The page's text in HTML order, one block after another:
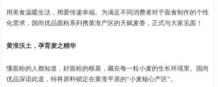
用美食温暖生活，用爱传递幸福。为满足不同消费者对于面食制作的个性
化需求，国尚优品面粉系列携黄淮产区的天赋麦香，正式与大家见面！
黄淮沃土，孕育麦之精华
懂面粉的人都知道，好面粉的根基，藏在每一粒小麦的生长环境里。国尚
优品深谙此道，特将原料锁定在黄淮平原的“小麦核心产区”。